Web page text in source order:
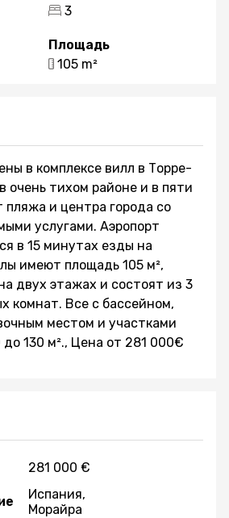
3
Площадь
105 m²
в комплексе вилл в Торре-
очень тихом районе и в пяти
и центра города со
услугами. Аэропорт
в 15 минутах езды на
имеют площадь 105 м²,
двух этажах и состоят из 3
комнат. Все с бассейном,
местом и участками
130 м²., Цена от 281 000€
281 000 €
Испания,
Морайра